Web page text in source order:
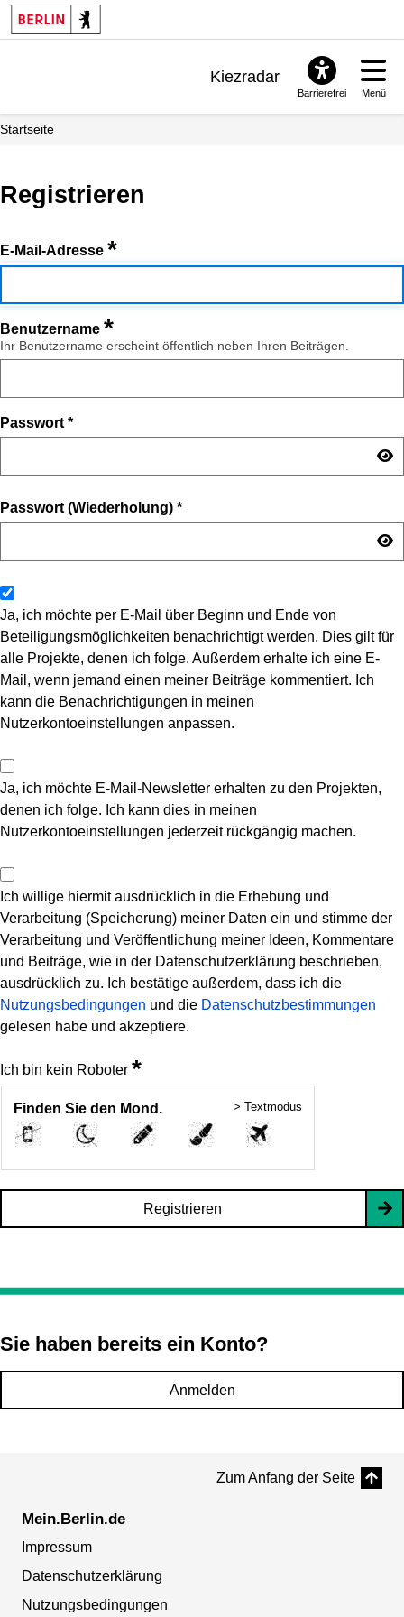
Kiezradar
Barrierefrei Menü
Startseite
Registrieren
E-Mail-Adresse *
Benutzername *
Ihr Benutzername erscheint öffentlich neben Ihren Beiträgen.
Passwort *
Passwort (Wiederholung) *
Ja, ich möchte per E-Mail über Beginn und Ende von
Beteiligungsmöglichkeiten benachrichtigt werden. Dies gilt für
alle Projekte, denen ich folge. Außerdem erhalte ich eine E-
Mail, wenn jemand einen meiner Beiträge kommentiert. Ich
kann die Benachrichtigungen in meinen
Nutzerkontoeinstellungen anpassen.
Ja, ich möchte E-Mail-Newsletter erhalten zu den Projekten,
denen ich folge. Ich kann dies in meinen
Nutzerkontoeinstellungen jederzeit rückgängig machen.
Ich willige hiermit ausdrücklich in die Erhebung und
Verarbeitung (Speicherung) meiner Daten ein und stimme der
Verarbeitung und Veröffentlichung meiner Ideen, Kommentare
und Beiträge, wie in der Datenschutzerklärung beschrieben,
ausdrücklich zu. Ich bestätige außerdem, dass ich die
Nutzungsbedingungen und die Datenschutzbestimmungen
gelesen habe und akzeptiere.
Ich bin kein Roboter *
Finden Sie den Mond. > Textmodus
Registrieren
Sie haben bereits ein Konto?
Anmelden
Zum Anfang der Seite
Mein.Berlin.de
Impressum
Datenschutzerklärung
Nutzungsbedingungen